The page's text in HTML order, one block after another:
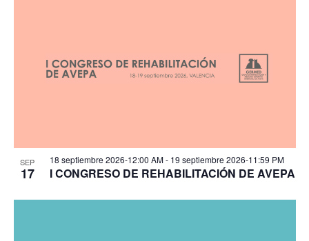
SEP
17
18 septiembre 2026-12:00 AM- 19 septiembre 2026-11:59 PM
I CONGRESO DE REHABILITACIÓN DE AVEPA